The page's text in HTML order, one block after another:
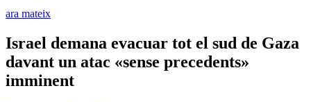
ara mateix
Israel demana evacuar tot el sud de Gaza
davant un atac «sense precedents»
imminent